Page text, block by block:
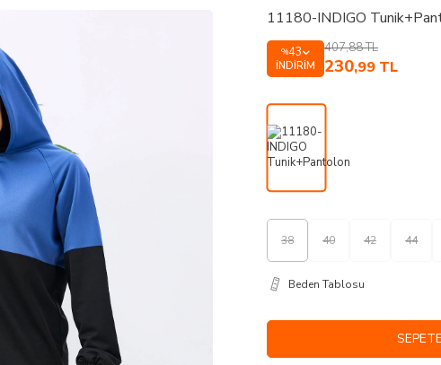
11180-INDIGO
%43
İNDIRIM
407,88TL
230,99 TL
38 40 42 44
Beden Tablosu